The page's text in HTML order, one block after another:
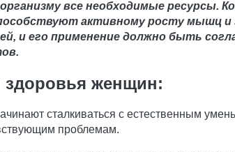
все необходимые ресурсы.
активному росту мышц и
и его применение должно быть
женщин:
сталкиваться с естественным
проблемам.